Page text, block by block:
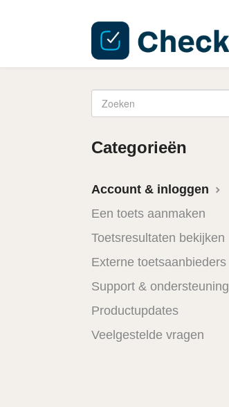
Categorieën
Account & inloggen
Een toets aanmaken
Toetsresultaten bekijken
Externe toetsaanbieders
Support & ondersteuning
Productupdates
Veelgestelde vragen